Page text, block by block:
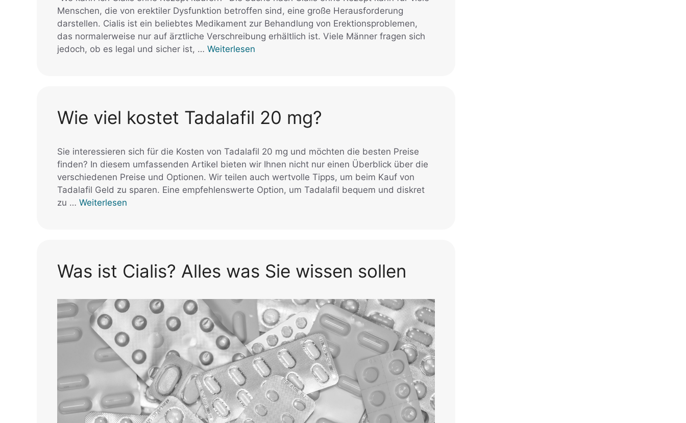
Menschen, die von erektiler Dysfunktion betroffen sind, eine große Herausforderung
darstellen. Cialis ist ein beliebtes Medikament zur Behandlung von Erektionsproblemen,
das normalerweise nur auf ärztliche Verschreibung erhältlich ist. Viele Männer fragen sich
jedoch, ob es legal und sicher ist, … Weiterlesen
Wie viel kostet Tadalafil 20 mg?
Sie interessieren sich für die Kosten von Tadalafil 20 mg und möchten die besten Preise
finden? In diesem umfassenden Artikel bieten wir Ihnen nicht nur einen Überblick über die
verschiedenen Preise und Optionen. Wir teilen auch wertvolle Tipps, um beim Kauf von
Tadalafil Geld zu sparen. Eine empfehlenswerte Option, um Tadalafil bequem und diskret
zu … Weiterlesen
Was ist Cialis? Alles was Sie wissen sollen